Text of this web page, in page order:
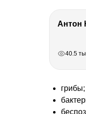
40.5
грибы;